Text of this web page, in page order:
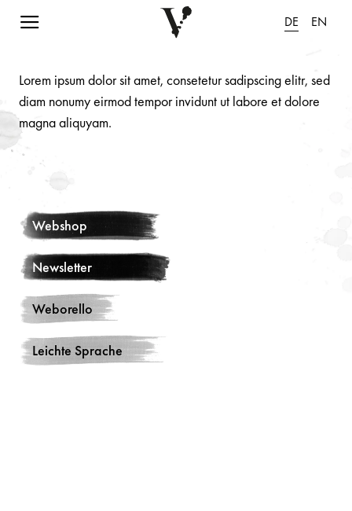
Navigation einblenden DE EN
Webshop
Newsletter
Weborello
Leichte Sprache
Lorem ipsum dolor sit amet, consetetur sadipscing elitr, sed
diam nonumy eirmod tempor invidunt ut labore et dolore
magna aliquyam.